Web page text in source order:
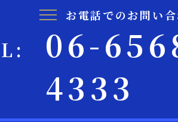
お電話でのお問い
06-
4333